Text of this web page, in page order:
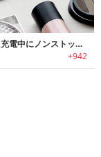
Auxillite｜充電中にノンストップで音楽を楽しめるスリムデザインアダプター「オーキシーライト」
+942